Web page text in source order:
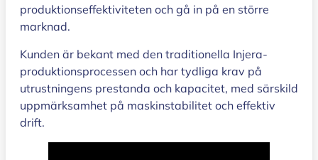
produktionseffektiviteten och gå in på en större
marknad.
Kunden är bekant med den traditionella Injera-
produktionsprocessen och har tydliga krav på
utrustningens prestanda och kapacitet, med särskild
uppmärksamhet på maskinstabilitet och effektiv
drift.